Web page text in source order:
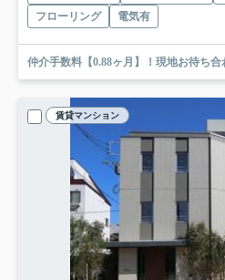
フローリング
電気有
仲介手数料【0.88ヶ月】！現地お待ち合
賃貸マンション